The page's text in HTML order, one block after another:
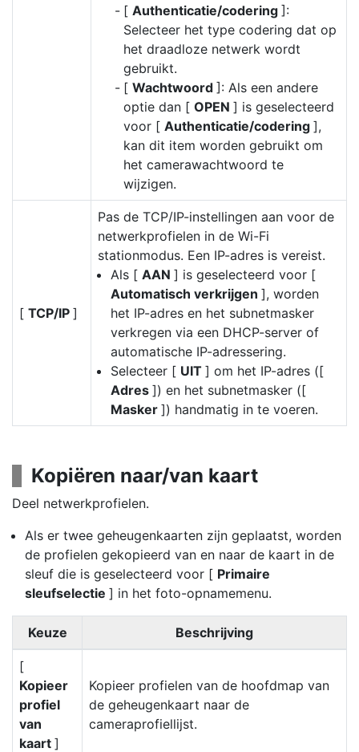
[ Authenticatie/codering ]:
Selecteer het type codering dat op
het draadloze netwerk wordt
gebruikt.
[ Wachtwoord ]: Als een andere
optie dan [ OPEN ] is geselecteerd
voor [ Authenticatie/codering ],
kan dit item worden gebruikt om
het camerawachtwoord te
wijzigen.
[ TCP/IP ]
Pas de TCP/IP-instellingen aan voor de
netwerkprofielen in de Wi-Fi
stationmodus. Een IP-adres is vereist.
Als [ AAN ] is geselecteerd voor [
Automatisch verkrijgen ], worden
het IP-adres en het subnetmasker
verkregen via een DHCP-server of
automatische IP-adressering.
Selecteer [ UIT ] om het IP-adres ([
Adres ]) en het subnetmasker ([
Masker ]) handmatig in te voeren.
Kopiëren naar/van kaart
Deel netwerkprofielen.
Als er twee geheugenkaarten zijn geplaatst, worden
de profielen gekopieerd van en naar de kaart in de
sleuf die is geselecteerd voor [ Primaire
sleufselectie ] in het foto-opnamemenu.
Keuze Beschrijving
[
Kopieer
profiel
van
kaart ]
Kopieer profielen van de hoofdmap van
de geheugenkaart naar de
cameraprofiellijst.